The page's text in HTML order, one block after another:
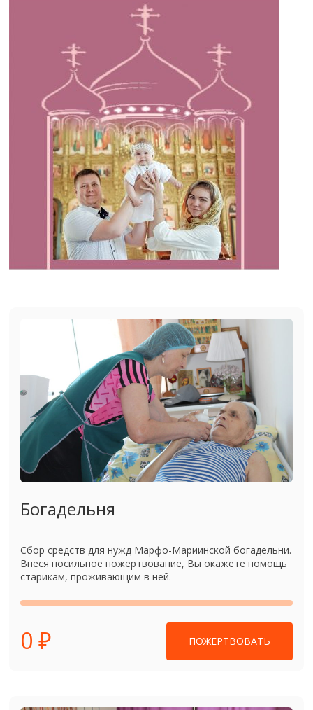
Богадельня
Сбор средств для нужд Марфо-Мариинской богадельни.
Внеся посильное пожертвование, Вы окажете помощь
старикам, проживающим в ней.
0 ₽ ПОЖЕРТВОВАТЬ